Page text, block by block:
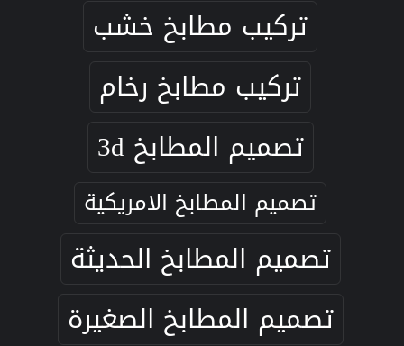
تركيب مطابخ خشب
تركيب مطابخ رخام
تصميم المطابخ 3d
تصميم المطابخ الامريكية
تصميم المطابخ الحديثة
تصميم المطابخ الصغيرة